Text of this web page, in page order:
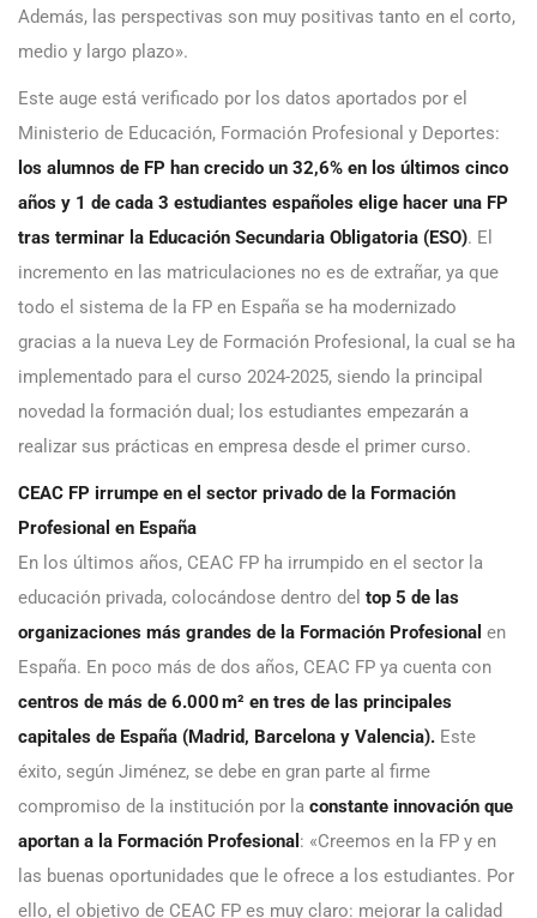
Además, las perspectivas son muy positivas tanto en el corto,
medio y largo plazo».
Este auge está verificado por los datos aportados por el
Ministerio de Educación, Formación Profesional y Deportes:
los alumnos de FP han crecido un 32,6% en los últimos cinco
años y 1 de cada 3 estudiantes españoles elige hacer una FP
tras terminar la Educación Secundaria Obligatoria (ESO). El
incremento en las matriculaciones no es de extrañar, ya que
todo el sistema de la FP en España se ha modernizado
gracias a la nueva Ley de Formación Profesional, la cual se ha
implementado para el curso 2024-2025, siendo la principal
novedad la formación dual; los estudiantes empezarán a
realizar sus prácticas en empresa desde el primer curso.
CEAC FP irrumpe en el sector privado de la Formación
Profesional en España
En los últimos años, CEAC FP ha irrumpido en el sector la
educación privada, colocándose dentro del top 5 de las
organizaciones más grandes de la Formación Profesional en
España. En poco más de dos años, CEAC FP ya cuenta con
centros de más de 6.000 m² en tres de las principales
capitales de España (Madrid, Barcelona y Valencia). Este
éxito, según Jiménez, se debe en gran parte al firme
compromiso de la institución por la constante innovación que
aportan a la Formación Profesional : «Creemos en la FP y en
las buenas oportunidades que le ofrece a los estudiantes. Por
ello, el objetivo de CEAC FP es muy claro: mejorar la calidad